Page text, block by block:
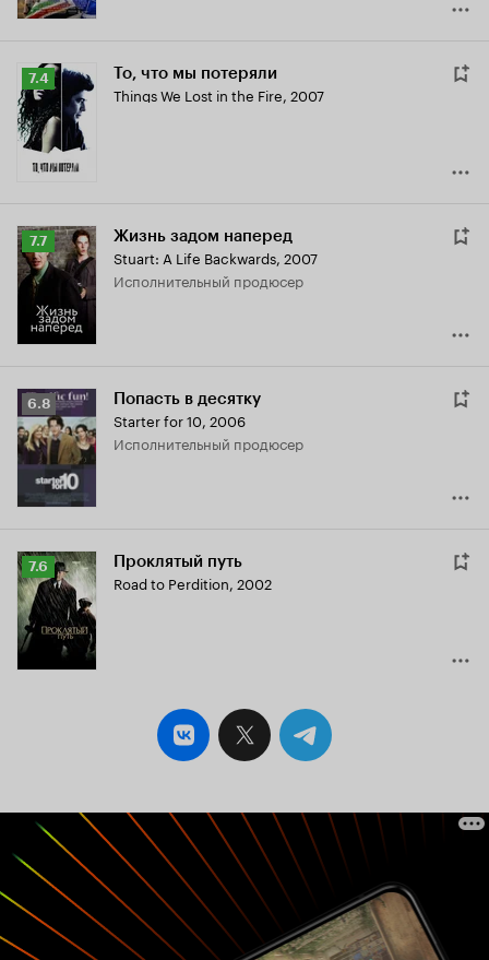
Рейтинг
Кинопоиска
7.4
7.4 То, что мы потеряли
Things We Lost in the Fire, 2007
Рейтинг
Кинопоиска
7.7
7.7 Жизнь задом наперед
Stuart: A Life Backwards, 2007
исполнительный продюсер
Рейтинг
Кинопоиска
6.8
6.8 Попасть в десятку
Starter for 10, 2006
исполнительный продюсер
Рейтинг
Кинопоиска
7.6
7.6 Проклятый путь
Road to Perdition, 2002